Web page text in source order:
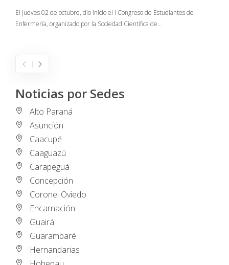
El jueves 02 de octubre, dio inicio el I Congreso de Estudiantes de
Enfermería, organizado por la Sociedad Científica de…
Noticias por Sedes
Alto Paraná
Asunción
Caacupé
Caaguazú
Carapeguá
Concepción
Coronel Oviedo
Encarnación
Guairá
Guarambaré
Hernandarias